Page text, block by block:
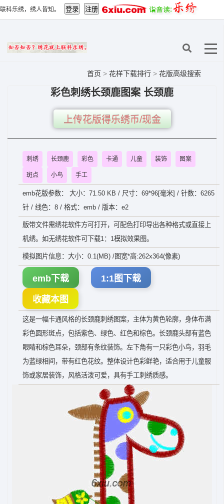
联科乐绣，绣人皆知。
首页 > 花样下载排行 > 花版高级搜索
彩色刺绣长颈鹿图案 长颈鹿
上传花版得乐绣币/现金
刺绣 长颈鹿 彩色 卡通 儿童 装饰 图案
斑点 小鸟 手工
emb花版参数： 大小：71.50 KB / 尺寸：69*96[毫米] / 针数：6265
针 / 线色：8 / 格式：emb / 版本：e2
版带文件需绣花软件方可打开，可配色打印导出各种格式或直接上
机绣。如无绣花软件可下载1：1模拟效果图。
模拟图片信息：大小：0.1(MB) /图宽*高:262x364(像素)
emb下载 1:1图下载
收藏本图
这是一幅卡通风格的长颈鹿刺绣图案，主体为黄色轮廓，身体布满
彩色圆形斑点，包括紫色、绿色、红色和棕色。长颈鹿头部有蓝色
眼睛和棕色耳朵，颈部有条纹装饰。左下角有一只彩色小鸟，羽毛
为蓝绿相间，带有红色花纹。整体设计色彩鲜艳，适合用于儿童服
饰或家居装饰，风格活泼可爱，具有手工刺绣质感。